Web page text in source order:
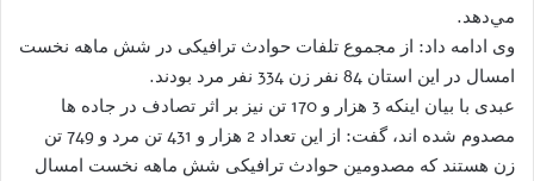
مي‌دهد.
وی ادامه داد: از مجموع تلفات حوادث ترافیکی در شش ماهه نخست
امسال در اين استان 84 نفر زن 334 نفر مرد بودند.
عبدی با بیان اینکه 3 هزار و 170 تن نیز بر اثر تصادف در جاده ها
مصدوم شده اند، گفت: از این تعداد 2 هزار و 431 تن مرد و 749 تن
زن هستند که مصدومين حوادث ترافیکی شش ماهه نخست امسال